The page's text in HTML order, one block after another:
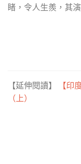
睹，令人生羨，其
【延伸閱讀】
【印
（上）